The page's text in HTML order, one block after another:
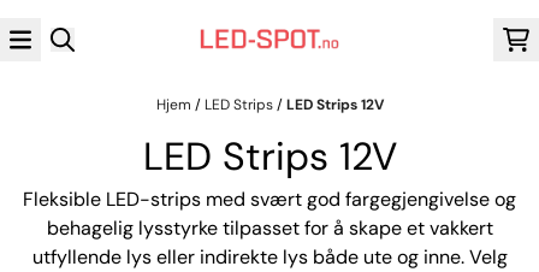
Hopp til innhold
Hjem / LED Strips/LED Strips 12V
LED Strips 12V
Fleksible LED-strips med svært god fargegjengivelse og
behagelig lysstyrke tilpasset for å skape et vakkert
utfyllende lys eller indirekte lys både ute og inne. Velg